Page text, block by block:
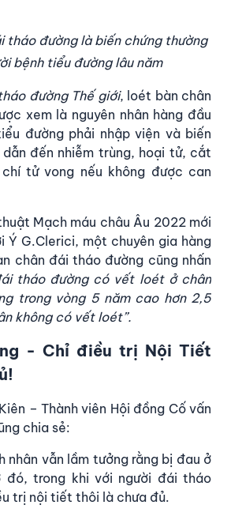
tháo đường là biến chứng thường
bệnh tiểu đường lâu năm
đường Thế giới, loét bàn chân
xem là nguyên nhân hàng đầu
đường phải nhập viện và biến
đến nhiễm trùng, hoại tử, cắt
tử vong nếu không được can
Mạch máu châu Âu 2022 mới
Ý G.Clerici, một chuyên gia hàng
chân đái tháo đường cũng nhấn
ái tháo đường có vết loét ở chân
trong vòng 5 năm cao hơn 2,5
không có vết loét”.
- Chỉ điều trị Nội Tiết
– Thành viên Hội đồng Cố vấn
chia sẻ:
nhân vẫn lầm tưởng rằng bị đau ở
trong khi với người đái tháo
trị nội tiết thôi là chưa đủ.